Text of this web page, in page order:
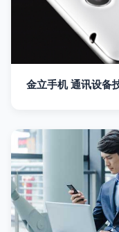
金立手机 通讯设备